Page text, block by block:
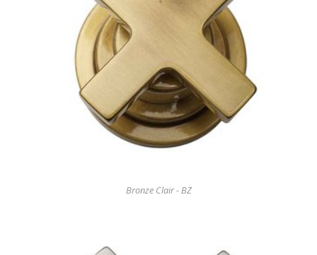
Bronze Clair - BZ